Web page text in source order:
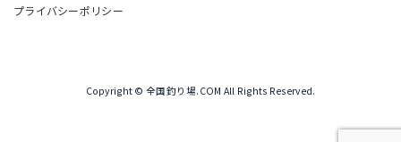
プライバシーポリシー
Copyright © 全国釣り場.COM All Rights Reserved.